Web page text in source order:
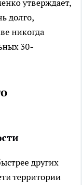
утверждает,
долго,
никогда
30-
других
территории